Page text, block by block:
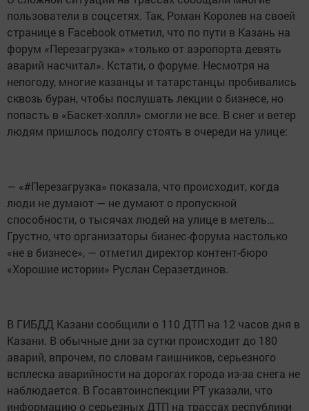
пользователи в соцсетях. Так, Роман Королев на своей
странице в Facebook отметил, что по пути в Казань на
форум «Перезагрузка» «только от аэропорта девять
аварий насчитал». Кстати, о форуме. Несмотря на
непогоду, многие казанцы и татарстанцы пробивались
сквозь буран, чтобы послушать лекции о бизнесе, но
попасть в «Баскет-холлл» смогли не все. В снег и ветер
людям пришлось подолгу стоять в очереди на улице:
— «#Перезагрузка» показала, что происходит, когда
люди не думают — не думают о пропускной
способности, о тысячах людей на улице в метель…
Грустно, что организаторы бизнес-форума настолько
«не в бизнесе», — отметил директор контент-бюро
«Хорошие истории» Руслан Серазетдинов.
В ГИБДД Казани сообщили о 110 ДТП на 12 часов дня в
Казани. В обычные дни за сутки происходит до 180
аварий, впрочем, по словам гаишников, серьезного
всплеска аварийности на дорогах города из-за снега не
наблюдается. В Госавтоинспекции РТ указали, что
информацию о серьезных ДТП на трассах республики